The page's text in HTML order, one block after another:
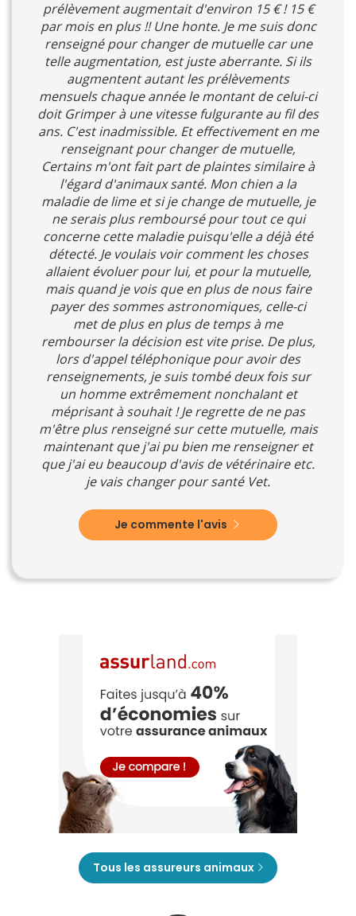
prélèvement augmentait d'environ 15 € ! 15 €
par mois en plus !! Une honte. Je me suis donc
renseigné pour changer de mutuelle car une
telle augmentation, est juste aberrante. Si ils
augmentent autant les prélèvements
mensuels chaque année le montant de celui-ci
doit Grimper à une vitesse fulgurante au fil des
ans. C'est inadmissible. Et effectivement en me
renseignant pour changer de mutuelle,
Certains m'ont fait part de plaintes similaire à
l'égard d'animaux santé. Mon chien a la
maladie de lime et si je change de mutuelle, je
ne serais plus remboursé pour tout ce qui
concerne cette maladie puisqu'elle a déjà été
détecté. Je voulais voir comment les choses
allaient évoluer pour lui, et pour la mutuelle,
mais quand je vois que en plus de nous faire
payer des sommes astronomiques, celle-ci
met de plus en plus de temps à me
rembourser la décision est vite prise. De plus,
lors d'appel téléphonique pour avoir des
renseignements, je suis tombé deux fois sur
un homme extrêmement nonchalant et
méprisant à souhait ! Je regrette de ne pas
m'être plus renseigné sur cette mutuelle, mais
maintenant que j'ai pu bien me renseigner et
que j'ai eu beaucoup d'avis de vétérinaire etc.
je vais changer pour santé Vet.
Je commente l'avis
Tous les assureurs animaux